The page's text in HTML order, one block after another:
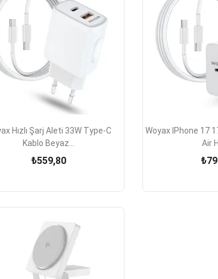
 Hızlı Görünüm
Hızlı Şarj Aleti 33W Type-C
Kablo Beyaz...
₺559,80

Woyax IPhone 17
Air